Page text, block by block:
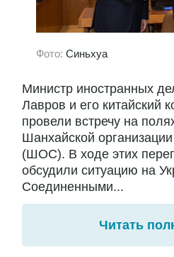
Фото: Синьхуа
Министр иностранных
Лавров и его китайский
провели встречу на
Шанхайской
(ШОС). В ходе этих
обсудили ситуацию на
Соединенными...
Читать